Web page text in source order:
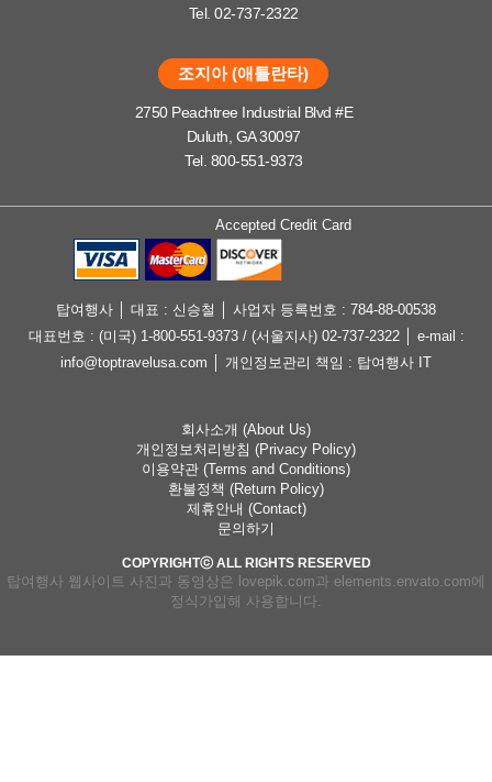
Tel. 02-737-2322
조지아 (애틀란타)
2750 Peachtree Industrial Blvd #E
Duluth, GA 30097
Tel. 800-551-9373
Accepted Credit Card
탑여행사 │ 대표 : 신승철 │ 사업자 등록번호 : 784-88-00538
대표번호 : (미국) 1-800-551-9373 / (서울지사) 02-737-2322 │ e-mail :
info@toptravelusa.com │ 개인정보관리 책임 : 탑여행사 IT
회사소개 (About Us)
개인정보처리방침 (Privacy Policy)
이용약관 (Terms and Conditions)
환불정책 (Return Policy)
제휴안내 (Contact)
문의하기
COPYRIGHTⓒ ALL RIGHTS RESERVED
탑여행사 웹사이트 사진과 동영상은 lovepik.com과 elements.envato.com에
정식가입해 사용합니다.